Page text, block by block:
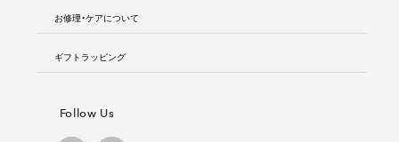
お修理・ケアについて
ギフトラッピング
Follow Us